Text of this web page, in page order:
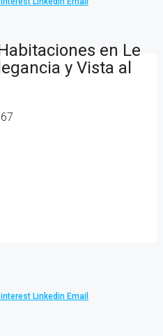
en Le
y Vista al
Linkedin Email